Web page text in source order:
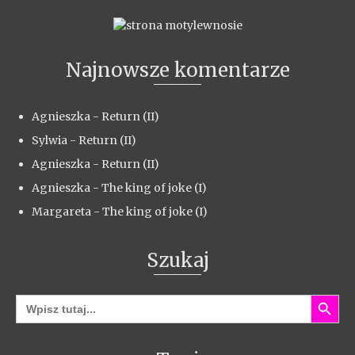
Najnowsze komentarze
Agnieszka - Return (II)
Sylwia - Return (II)
Agnieszka - Return (II)
Agnieszka - The king of joke (I)
Margareta - The king of joke (I)
Szukaj
Search
for:
Search Button